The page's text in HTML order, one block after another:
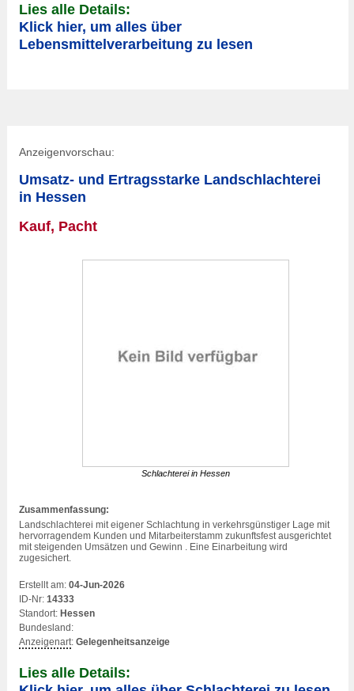
Lies alle Details:
Klick hier, um alles über
Lebensmittelverarbeitung zu lesen
Anzeigenvorschau:
Umsatz- und Ertragsstarke Landschlachterei
in Hessen
Kauf, Pacht
Schlachterei in Hessen
Zusammenfassung:
Landschlachterei mit eigener Schlachtung in verkehrsgünstiger Lage mit
hervorragendem Kunden und Mitarbeiterstamm zukunftsfest ausgerichtet
mit steigenden Umsätzen und Gewinn . Eine Einarbeitung wird
zugesichert.
Erstellt am: 04-Jun-2026
ID-Nr: 14333
Standort: Hessen
Bundesland:
Anzeigenart: Gelegenheitsanzeige
Lies alle Details: